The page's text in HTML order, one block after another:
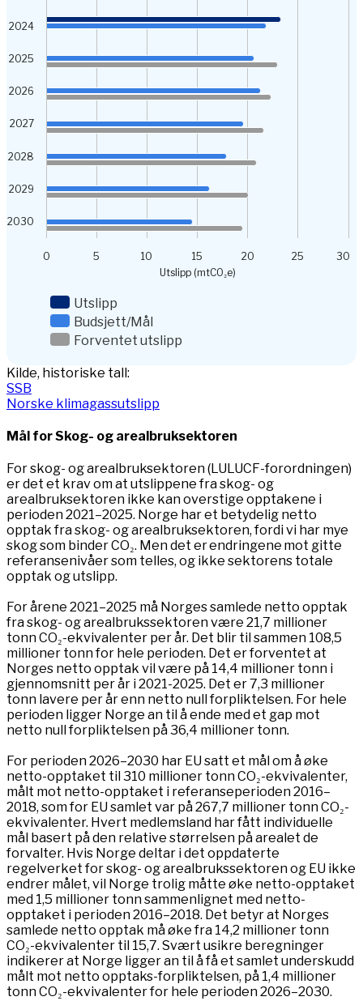
Utslipp (mtCO₂e)
2024
2025
2026
2027
2028
2029
2030
0 5 10 15 20 25 30
Utslipp
Budsjett/Mål
Forventet utslipp
End of interactive chart.
Kilde, historiske tall:
SSB
Norske klimagassutslipp
Mål for Skog- og arealbruksektoren
For skog- og arealbruksektoren (LULUCF-forordningen)
er det et krav om at utslippene fra skog- og
arealbruksektoren ikke kan overstige opptakene i
perioden 2021–2025. Norge har et betydelig netto
opptak fra skog- og arealbruksektoren, fordi vi har mye
skog som binder CO₂. Men det er endringene mot gitte
referansenivåer som telles, og ikke sektorens totale
opptak og utslipp.
For årene 2021–2025 må Norges samlede netto opptak
fra skog- og arealbrukssektoren være 21,7 millioner
tonn CO₂-ekvivalenter per år. Det blir til sammen 108,5
millioner tonn for hele perioden. Det er forventet at
Norges netto opptak vil være på 14,4 millioner tonn i
gjennomsnitt per år i 2021-2025. Det er 7,3 millioner
tonn lavere per år enn netto null forpliktelsen. For hele
perioden ligger Norge an til å ende med et gap mot
netto null forpliktelsen på 36,4 millioner tonn.
For perioden 2026–2030 har EU satt et mål om å øke
netto-opptaket til 310 millioner tonn CO₂-ekvivalenter,
målt mot netto-opptaket i referanseperioden 2016–
2018, som for EU samlet var på 267,7 millioner tonn CO₂-
ekvivalenter. Hvert medlemsland har fått individuelle
mål basert på den relative størrelsen på arealet de
forvalter. Hvis Norge deltar i det oppdaterte
regelverket for skog- og arealbrukssektoren og EU ikke
endrer målet, vil Norge trolig måtte øke netto-opptaket
med 1,5 millioner tonn sammenlignet med netto-
opptaket i perioden 2016–2018. Det betyr at Norges
samlede netto opptak må øke fra 14,2 millioner tonn
CO₂-ekvivalenter til 15,7. Svært usikre beregninger
indikerer at Norge ligger an til å få et samlet underskudd
målt mot netto opptaks-forpliktelsen, på 1,4 millioner
tonn CO₂-ekvivalenter for hele perioden 2026–2030.